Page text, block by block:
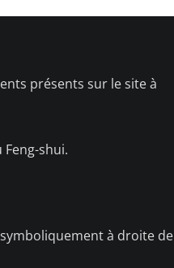
présents sur le site à
Feng-shui.
à droite de